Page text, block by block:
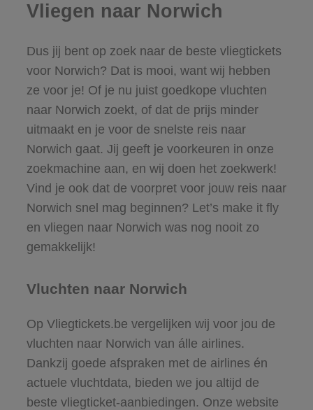
Vliegen naar Norwich
Dus jij bent op zoek naar de beste vliegtickets
voor Norwich? Dat is mooi, want wij hebben
ze voor je! Of je nu juist goedkope vluchten
naar Norwich zoekt, of dat de prijs minder
uitmaakt en je voor de snelste reis naar
Norwich gaat. Jij geeft je voorkeuren in onze
zoekmachine aan, en wij doen het zoekwerk!
Vind je ook dat de voorpret voor jouw reis naar
Norwich snel mag beginnen? Let’s make it fly
en vliegen naar Norwich was nog nooit zo
gemakkelijk!
Vluchten naar Norwich
Op Vliegtickets.be vergelijken wij voor jou de
vluchten naar Norwich van álle airlines.
Dankzij goede afspraken met de airlines én
actuele vluchtdata, bieden we jou altijd de
beste vliegticket-aanbiedingen. Onze website